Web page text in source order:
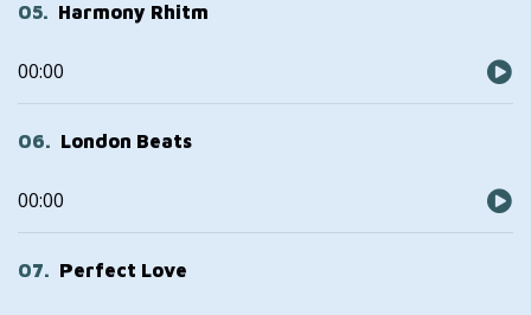
05 Harmony Rhitm
Player
00:00
06 London Beats
Player
00:00
07 Perfect Love